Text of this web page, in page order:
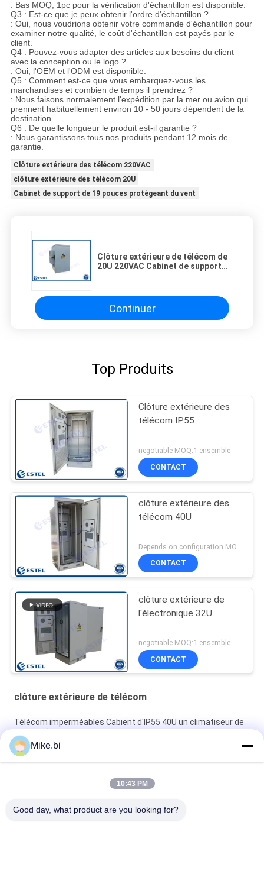
: Bas MOQ, 1pc pour la vérification d'échantillon est disponible.
Q3 : Est-ce que je peux obtenir l'ordre d'échantillon ?
: Oui, nous voudrions obtenir votre commande d'échantillon pour
examiner notre qualité, le coût d'échantillon est payés par le
client.
Q4 : Pouvez-vous adapter des articles aux besoins du client
avec la conception ou le logo ?
: Oui, l'OEM et l'ODM est disponible.
Q5 : Comment est-ce que vous embarquez-vous les
marchandises et combien de temps il prendrez ?
: Nous faisons normalement l'expédition par la mer ou avion qui
prennent habituellement environ 10 - 50 jours dépendent de la
destination.
Q6 : De quelle longueur le produit est-il garantie ?
: Nous garantissons tous nos produits pendant 12 mois de
garantie.
Clôture extérieure des télécom 220VAC
clôture extérieure des télécom 20U
Cabinet de support de 19 pouces protégeant du vent
Clôture extérieure de télécom de
20U 220VAC Cabinet de support
Continuer
Top Produits
Clôture extérieure des
télécom IP55
negotiable MOQ:1 ensemble
CONTACT
clôture extérieure des
télécom 40U
CONTACT
clôture extérieure de
l'électronique 32U
negotiable MOQ:1 ensemble
CONTACT
clôture extérieure de télécom
Télécom imperméables Cabient d'IP55 40U un climatiseur de
compartiment
boîte imperméable de l'électronique de clôture extérieure des
télécom 16U de 1000mm
Cabinet électrique extérieur imperméable 1500W AC220V
Mike.bi
10:43 PM
Good day, what product are you looking for?